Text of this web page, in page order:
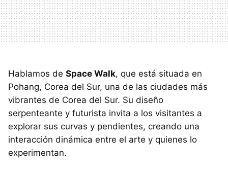
Hablamos de Space Walk, que está situada en
Pohang, Corea del Sur, una de las ciudades más
vibrantes de Corea del Sur. Su diseño
serpenteante y futurista invita a los visitantes a
explorar sus curvas y pendientes, creando una
interacción dinámica entre el arte y quienes lo
experimentan.